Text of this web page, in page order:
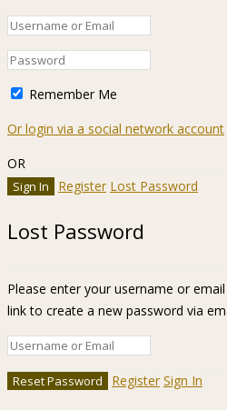
Remember Me
Or login via a social network account
OR
Register Lost Password
Lost Password
Please enter your username or
link to create a new password via
Register Sign In